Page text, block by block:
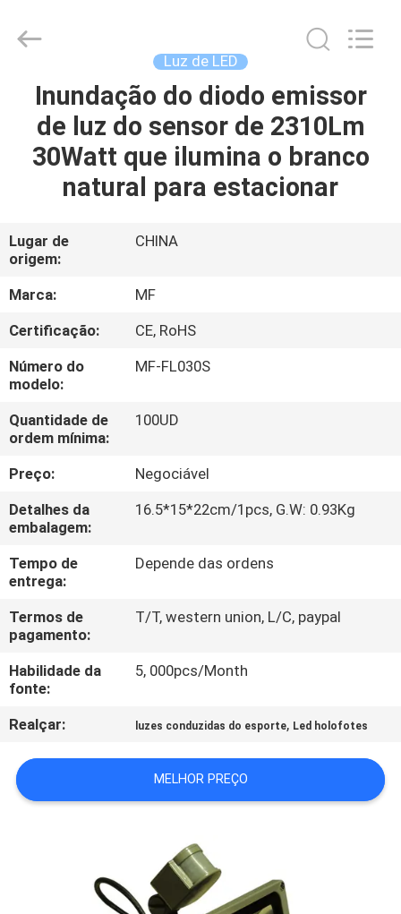
CASA
PRODUTOS
QUEM
SOMOS
EXCURSÃO
DA
FÁBRICA
CONTROLE
DA
QUALIDADE
CONTACTE-
NOS
PEÇA
CITAÇÕES
MAPA
Ming
Luz de LED
Inundação do diodo emissor
de luz do sensor de 2310Lm
30Watt que ilumina o branco
natural para estacionar
Lugar de
origem:
CHINA
Marca:
MF
Certificação:
CE, RoHS
Número do
modelo:
MF-FL030S
Quantidade de
ordem mínima:
100UD
Preço:
Negociável
Detalhes da
embalagem:
16.5*15*22cm/1pcs, G.W: 0.93Kg
Tempo de
entrega:
Depende das ordens
Termos de
pagamento:
T/T, western union, L/C, paypal
Habilidade da
fonte:
5, 000pcs/Month
Realçar: luzes conduzidas do esporte, Led holofotes
MELHOR PREÇO